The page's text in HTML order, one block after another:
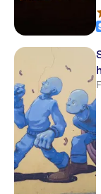
Cascade
Belmar
Memmo
Hotel
Costa
Lagos
Baluarte